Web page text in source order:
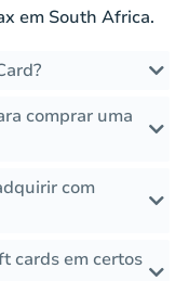
em South Africa.
comprar uma
com
cards em certos